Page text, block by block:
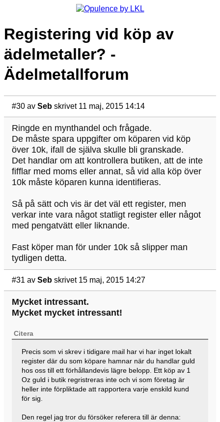
Registering vid köp av
ädelmetaller? -
Ädelmetallforum
#30 av Seb skrivet 11 maj, 2015 14:14
Ringde en mynthandel och frågade.
De måste spara uppgifter om köparen vid köp
över 10k, ifall de själva skulle bli granskade.
Det handlar om att kontrollera butiken, att de inte
fifflar med moms eller annat, så vid alla köp över
10k måste köparen kunna identifieras.
Så på sätt och vis är det väl ett register, men
verkar inte vara något statligt register eller något
med pengatvätt eller liknande.
Fast köper man för under 10k så slipper man
tydligen detta.
#31 av Seb skrivet 15 maj, 2015 14:27
Mycket intressant.
Mycket mycket intressant!
Citera
Precis som vi skrev i tidigare mail har vi har inget lokalt
register där du som köpare hamnar när du handlar guld
hos oss till ett förhållandevis lägre belopp. Ett köp av 1
Oz guld i butik regristreras inte och vi som företag är
heller inte förpliktade att rapportera varje enskild kund
för sig.
Den regel jag tror du försöker referera till är denna: